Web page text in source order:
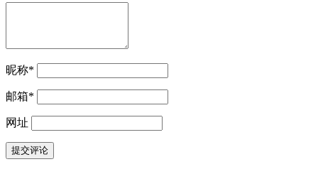
昵称*
邮箱*
网址